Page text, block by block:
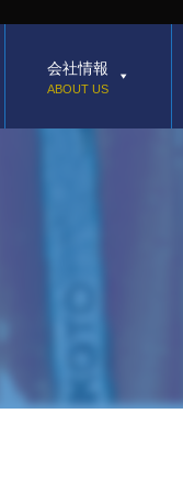
会社情報
ABOUT US